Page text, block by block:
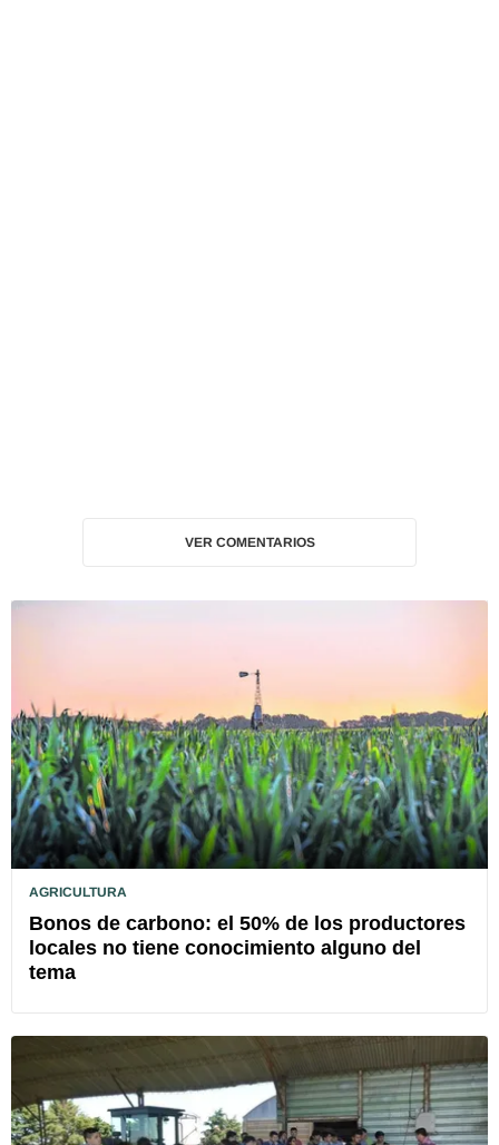
VER COMENTARIOS
AGRICULTURA
Bonos de carbono: el 50% de los productores
locales no tiene conocimiento alguno del
tema